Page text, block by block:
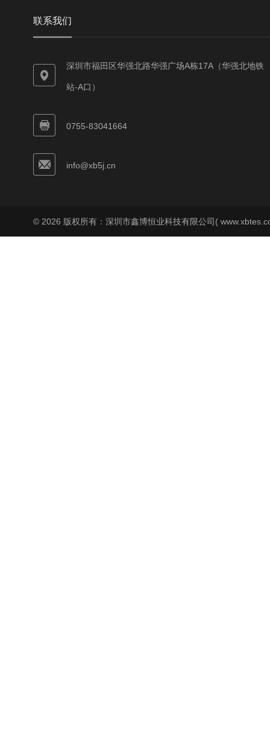
联系我们
深圳市福田区华强北路华强广场A栋17A（华强北地铁
站-A口）
0755-83041664
info@xb5j.cn
© 2026 版权所有：深圳市鑫博恒业科技有限公司(